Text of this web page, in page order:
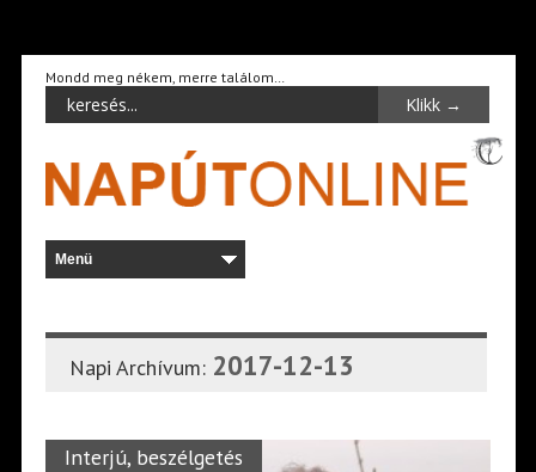
Mondd meg nékem, merre találom…
Napi Archívum: 2017-12-13
Interjú, beszélgetés